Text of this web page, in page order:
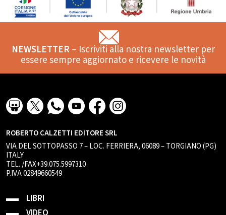
NEWSLETTER– Iscriviti alla nostra newsletter per
essere sempre aggiornato e ricevere le novità
ROBERTO CALZETTI EDITORE SRL
VIA DEL SOTTOPASSO 7 – LOC. FERRIERA, 06089 – TORGIANO (PG)
ITALY
TEL. /FAX+39.075.5997310
P.IVA 02849660549
LIBRI